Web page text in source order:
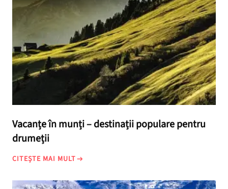
Vacanțe în munți – destinații populare pentru
drumeții
CITEȘTE MAI MULT